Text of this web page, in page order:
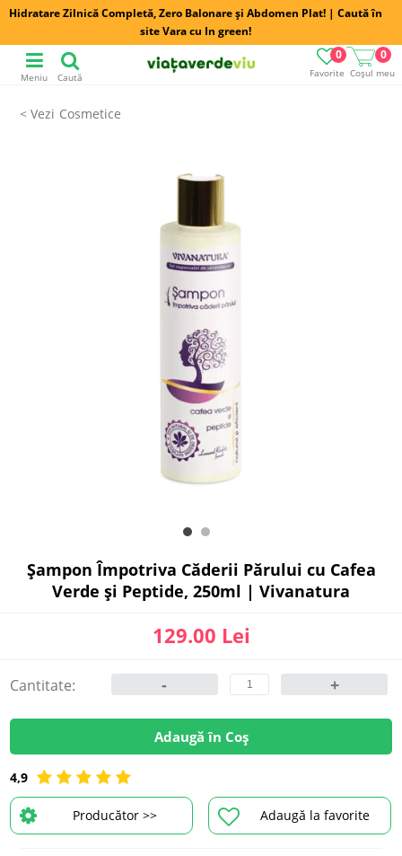
Hidratare Zilnică Completă, Zero Balonare și Abdomen Plat! | Caută în
site Vara cu In green!
Favorite
0
Coșul meu
0
Meniu Caută
Cosmetice
4,9
Adaugă la favorite
Producător >>
Șampon Împotriva Căderii Părului cu Cafea
Verde și Peptide, 250ml | Vivanatura
129.00 Lei
Cantitate: - +
Adaugă în Coș